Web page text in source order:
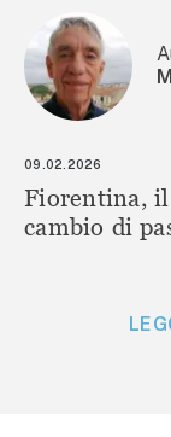
09.02.2026
Fiorentina,
cambio di